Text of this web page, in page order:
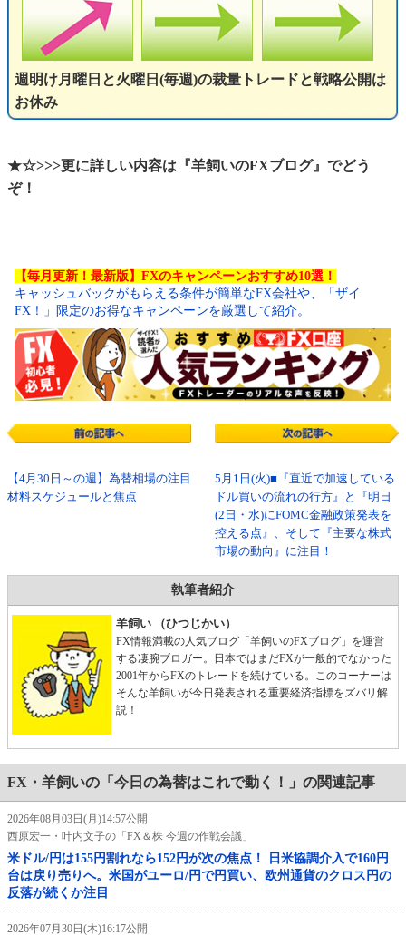
週明け月曜日と火曜日(毎週)の裁量トレードと戦略公開は
お休み
★☆>>>更に詳しい内容は『羊飼いのFXブログ』でどう
ぞ！
【毎月更新！最新版】FXのキャンペーンおすすめ10選！
キャッシュバックがもらえる条件が簡単なFX会社や、「ザイ
FX！」限定のお得なキャンペーンを厳選して紹介。
【4月30日～の週】為替相場の注目
材料スケジュールと焦点
5月1日(火)■『直近で加速している
ドル買いの流れの行方』と『明日
(2日・水)にFOMC金融政策発表を
控える点』、そして『主要な株式
市場の動向』に注目！
執筆者紹介
羊飼い （ひつじかい）
FX情報満載の人気ブログ「羊飼いのFXブログ」を運営
する凄腕ブロガー。日本ではまだFXが一般的でなかった
2001年からFXのトレードを続けている。このコーナーは
そんな羊飼いが今日発表される重要経済指標をズバリ解
説！
FX・羊飼いの「今日の為替はこれで動く！」の関連記事
2026年08月03日(月)14:57公開
西原宏一・叶内文子の「FX＆株 今週の作戦会議」
米ドル/円は155円割れなら152円が次の焦点！ 日米協調介入で160円
台は戻り売りへ。米国がユーロ/円で円買い、欧州通貨のクロス円の
反落が続くか注目
2026年07月30日(木)16:17公開